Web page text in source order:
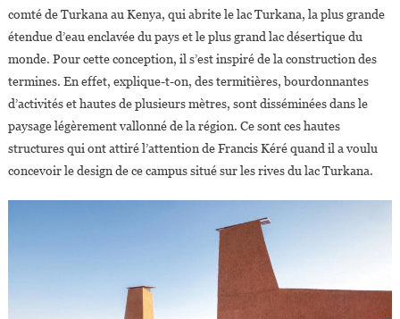
comté de Turkana au Kenya, qui abrite le lac Turkana, la plus grande
étendue d’eau enclavée du pays et le plus grand lac désertique du
monde. Pour cette conception, il s’est inspiré de la construction des
termines. En effet, explique-t-on, des termitières, bourdonnantes
d’activités et hautes de plusieurs mètres, sont disséminées dans le
paysage légèrement vallonné de la région. Ce sont ces hautes
structures qui ont attiré l’attention de Francis Kéré quand il a voulu
concevoir le design de ce campus situé sur les rives du lac Turkana.